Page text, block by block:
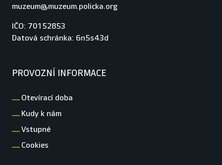
muzeum@muzeum.policka.org
IČO: 70152853
Datová schránka: 6n5s43d
PROVOZNÍ INFORMACE
Otevírací doba
Kudy k nám
Vstupné
Cookies